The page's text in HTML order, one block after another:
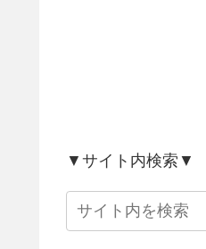
▼サイト内検索▼